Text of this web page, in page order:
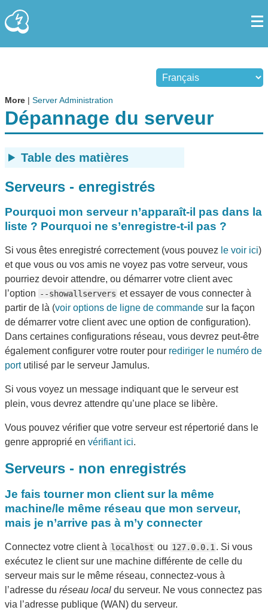
More | Server Administration
Dépannage du serveur
Table des matières
Serveurs - enregistrés
Pourquoi mon serveur n’apparaît-il pas dans la
liste ? Pourquoi ne s’enregistre-t-il pas ?
Si vous êtes enregistré correctement (vous pouvez le voir ici)
et que vous ou vos amis ne voyez pas votre serveur, vous
pourriez devoir attendre, ou démarrer votre client avec
l’option --showallservers et essayer de vous connecter à
partir de là (voir options de ligne de commande sur la façon
de démarrer votre client avec une option de configuration).
Dans certaines configurations réseau, vous devrez peut-être
également configurer votre router pour rediriger le numéro de
portutilisé par le serveur Jamulus.
Si vous voyez un message indiquant que le serveur est
plein, vous devrez attendre qu’une place se libère.
Vous pouvez vérifier que votre serveur est répertorié dans le
genre approprié en vérifiant ici.
Serveurs - non enregistrés
Je fais tourner mon client sur la même
machine/le même réseau que mon serveur,
mais je n’arrive pas à m’y connecter
Connectez votre client à localhost ou 127.0.0.1 . Si vous
exécutez le client sur une machine différente de celle du
serveur mais sur le même réseau, connectez-vous à
l’adresse du réseau local du serveur. Ne vous connectez pas
via l’adresse publique (WAN) du serveur.